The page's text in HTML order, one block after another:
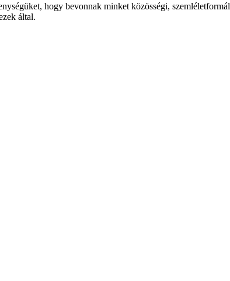
hogy bevonnak minket közösségi,
által.